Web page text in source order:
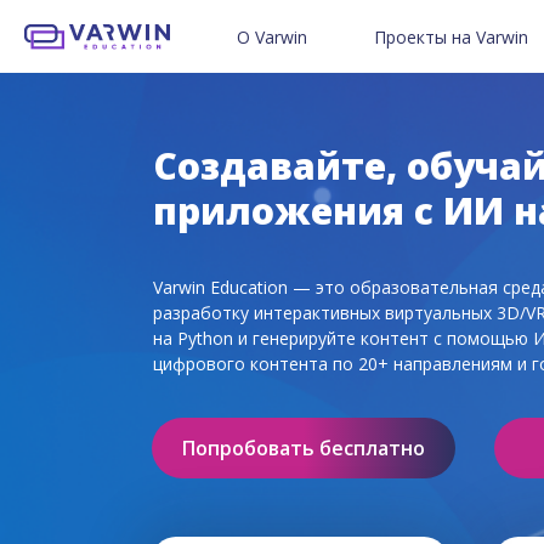
О Varwin Проекты на Varwin
Мы в соцсетях
VR в образовании
3D/VR в школах и ДО
Истории успеха с Varwin
Создайте свой VR-проект
Отправить свой проект в
Создавайте,
приложения с ИИ
Varwin Education — это образовательная
разработку интерактивных виртуальных 3D/
на Python и генерируйте контент с
цифрового контента по 20+ направлениям и
Попробовать бесплатно